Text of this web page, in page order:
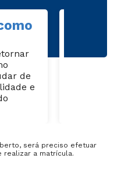
de
e
será preciso efetuar
realizar a matrícula.